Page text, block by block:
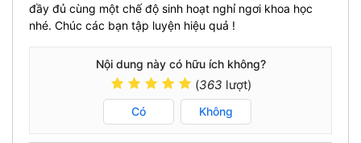
đầy đủ cùng một chế độ sinh hoạt nghỉ ngơi khoa học
nhé. Chúc các bạn tập luyện hiệu quả !
Nội dung này có hữu ích không?
(363 lượt)
Có Không